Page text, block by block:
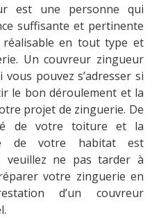
est une personne qui
suffisante et pertinente
en tout type et
Un couvreur zingueur
pouvez s’adresser si
le bon déroulement et la
projet de zinguerie. De
de votre toiture et la
de votre habitat est
veuillez ne pas tarder à
votre zinguerie en
d’un couvreur